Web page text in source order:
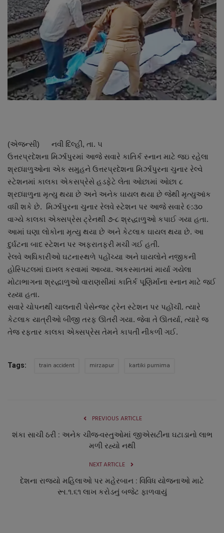
About Author
Contact
Dipotsav Special
આંતરરાષ્ટ્રીય
જુનાગઢ
Support US
બજારના સમાચાર
નાણાંકીય સમાચાર
સ્થાનિક સમાચાર
સ્પોર્ટ્સ
રાશિફળ
ગુનાખોરી
બોલિવૂડ
(એજન્સી) નવી દિલ્હી, તા. ૫
ઉત્તરપ્રદેશના મિર્ઝાપુરમાં આજે સવારે કાતિર્ક સ્નાન માટે જઇ રહેલા
શ્રધ્ધાળુઓના એક સમુહને ઉત્તરપ્રદેશના મિર્ઝાપુરના ચુનાર રેલ્વે
સ્ટેશનમાં કાલકા એકસપ્રેસે હડફેટે લેતા ઓછામાં ઓછા ૮
શ્રધ્ધાળુના મૃત્યુ થયા છે અને અનેક ઘાયલ થયા છે જેથી મૃત્યુઆંક
વધી શકે છે. મિર્ઝાપુરના ચુનાર રેલવે સ્ટેશન પર આજે સવારે ૯:૩૦
વાગ્યે કાલકા એક્સપ્રેસ ટ્રેનથી ૭-૮ શ્રદ્ધાળુઓ કપાઈ ગયા હતા.
આમાં ઘણા લોકોના મૃત્યુ થયા છે અને કેટલાક ઘાયલ થયા છે. આ
દુર્ઘટના બાદ સ્ટેશન પર અફરાતફરી મચી ગઈ હતી.
રેલવે અધિકારીઓ ઘટનાસ્થળે પહોંચ્યા અને ઘાયલોને નજીકની
હોસ્પિટલમાં દાખલ કરવામાં આવ્યા. અકસ્માતમાં માર્યા ગયેલા
મોટાભાગના શ્રદ્ધાળુઓ વારાણસીમાં કાતિર્ક પૂણિર્માના સ્નાન માટે જઈ
રહ્યા હતા.
સવારે ચોપનથી ચાલનારી પેસેન્જર ટ્રેન સ્ટેશન પર પહોંચી. ત્યારે
કેટલાક યાત્રીઓ બીજી તરફ ઊતરી ગયા. જેવા તે ઊતર્યા, ત્યારે જ
તેજ રફતાર કાલકા એક્સપ્રેસ તેમને કાપતી નીકળી ગઈ.
Tags: train accident mirzapur kartiki purnima
PREVIOUS ARTICLE
શંકા સાચી ઠરી : અનેક ચીજ-વસ્તુઓમાં જીએસટીના ઘટાડાનો લાભ
મળી રહ્યો નથી
NEXT ARTICLE
દેશના રાજ્યો મહિલાઓ પર મહેરબાન : વિવિધ યોજનાઓ માટે
રૂા.૧.૬૧ લાખ કરોડનું બજેટ ફાળવાયું